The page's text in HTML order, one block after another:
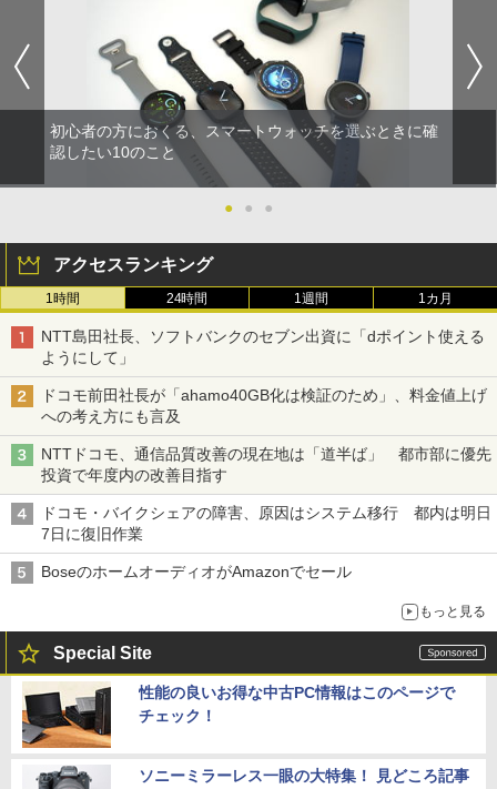
初心者の方におくる、スマートウォッチを選ぶときに確
認したい10のこと
● ● ●
アクセスランキング
1時間 24時間 1週間 1カ月
NTT島田社長、ソフトバンクのセブン出資に「dポイント使える
ようにして」
ドコモ前田社長が「ahamo40GB化は検証のため」、料金値上げ
への考え方にも言及
NTTドコモ、通信品質改善の現在地は「道半ば」 都市部に優先
投資で年度内の改善目指す
ドコモ・バイクシェアの障害、原因はシステム移行 都内は明日
7日に復旧作業
BoseのホームオーディオがAmazonでセール
もっと見る
Special Site
性能の良いお得な中古PC情報はこのページで
チェック！
ソニーミラーレス一眼の大特集！ 見どころ記事